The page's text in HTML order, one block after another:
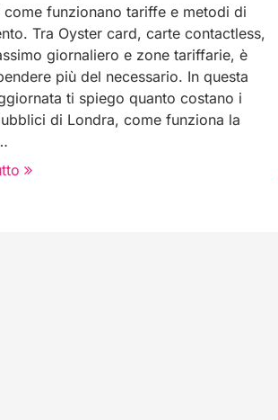
funzionano tariffe e metodi di
Tra Oyster card, carte contactless,
giornaliero e zone tariffarie, è
più del necessario. In questa
ti spiego quanto costano i
di Londra, come funziona la